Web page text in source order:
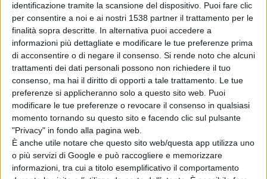
identificazione tramite la scansione del dispositivo. Puoi fare clic
per consentire a noi e ai nostri 1538 partner il trattamento per le
finalità sopra descritte. In alternativa puoi accedere a
informazioni più dettagliate e modificare le tue preferenze prima
di acconsentire o di negare il consenso. Si rende noto che alcuni
trattamenti dei dati personali possono non richiedere il tuo
consenso, ma hai il diritto di opporti a tale trattamento. Le tue
preferenze si applicheranno solo a questo sito web. Puoi
modificare le tue preferenze o revocare il consenso in qualsiasi
momento tornando su questo sito e facendo clic sul pulsante
"Privacy" in fondo alla pagina web.
È anche utile notare che questo sito web/questa app utilizza uno
o più servizi di Google e può raccogliere e memorizzare
informazioni, tra cui a titolo esemplificativo il comportamento
non fa nulla. Se il viaggio a Mosca è ancora in piedi? Ma
se mi hanno linciato ancora prima di partire... Io sto
lavorando da Roma e da Milano. Se volevo incontrare
Putin? Mai parlato di Putin, non lo sento da anni.
Salvini ha poi continuato rispondendo ad una domanda
circa il ministro degli esteri russo: "Il ministro degli
Esteri è uno dei contatti in corso. Diciamo che se io
volessi potrei andarci domani, a Mosca, a Istanbul.